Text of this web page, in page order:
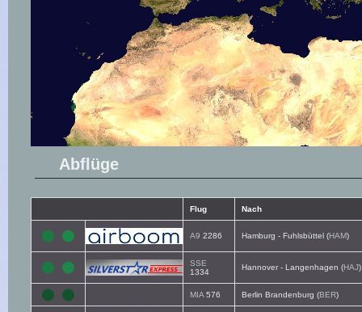
Abflüge
Flug Nach
A9 2286 Hamburg - Fuhlsbüttel (HAM)
SSE
1334
Hannover - Langenhagen (HAJ)
MIA 576 Berlin Brandenburg (BER)